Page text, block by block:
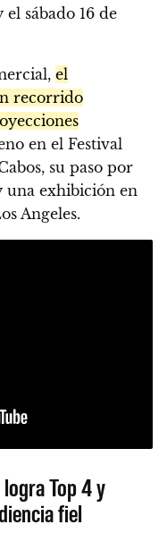
sábado 16 de
el
recorrido
en el Festival
su paso por
una exhibición en
Angeles.
Top 4 y
fiel